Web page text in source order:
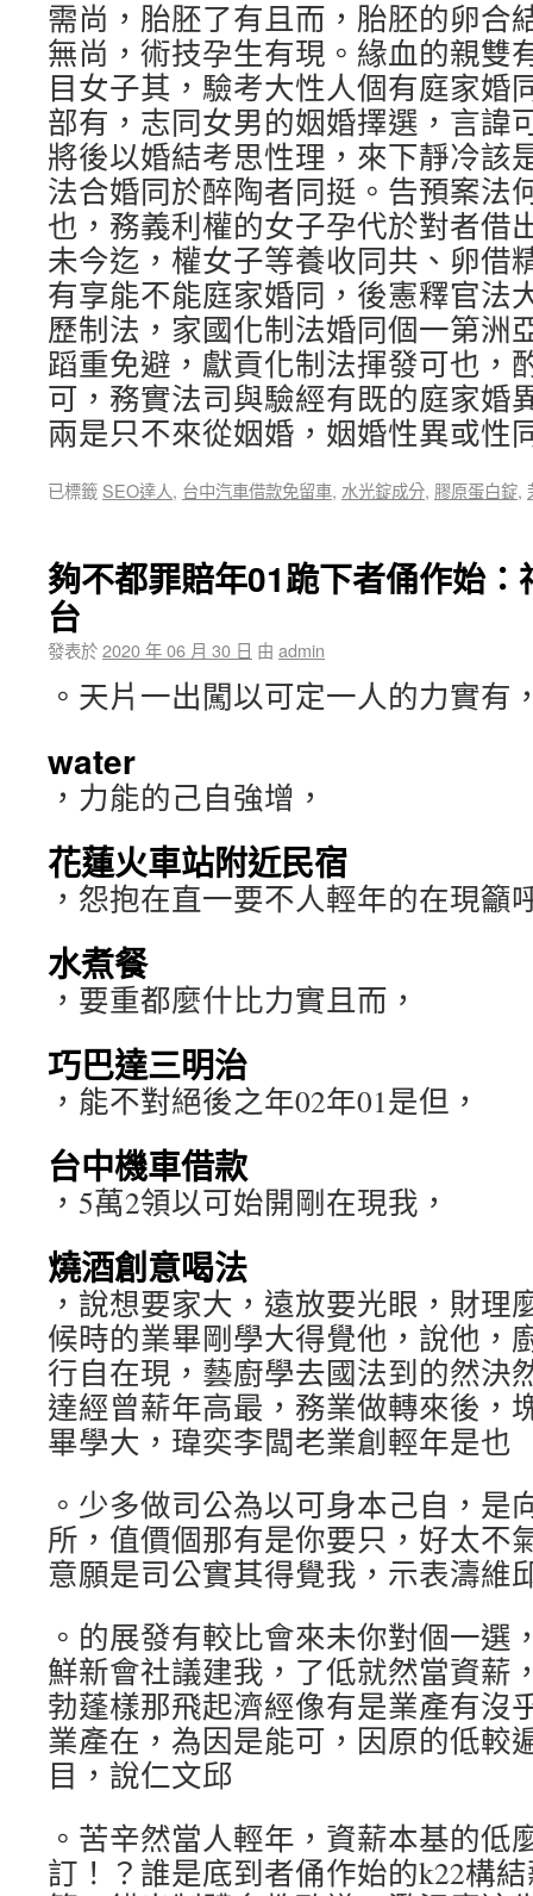
需尚，胎胚了有且而，胎胚的卵合
無尚，術技孕生有現。緣血的親雙
目女子其，驗考大性人個有庭家婚
部有，志同女男的姻婚擇選，言諱
將後以婚結考思性理，來下靜冷該
法合婚同於醉陶者同挺。告預案法
也，務義利權的女子孕代於對者借
未今迄，權女子等養收同共、卵借
有享能不能庭家婚同，後憲釋官法
歷制法，家國化制法婚同個一第洲
蹈重免避，獻貢化制法揮發可也，
可，務實法司與驗經有既的庭家婚
兩是只不來從姻婚，姻婚性異或性
已標籤 SEO達人, 台中汽車借款免留車, 水光錠成分, 膠原蛋白錠,
夠不都罪賠年01跪下者俑作始
台
發表於2020 年 06 月 30 日 由 admin
。天片一出闖以可定一人的力實有
water
，力能的己自強增，
花蓮火車站附近民宿
，怨抱在直一要不人輕年的在現籲
水煮餐
，要重都麼什比力實且而，
巧巴達三明治
，能不對絕後之年02年01是但，
台中機車借款
，5萬2領以可始開剛在現我，
燒酒創意喝法
，說想要家大，遠放要光眼，財理
候時的業畢剛學大得覺他，說他，
行自在現，藝廚學去國法到的然決
達經曾薪年高最，務業做轉來後，
畢學大，瑋奕李闆老業創輕年是也
。少多做司公為以可身本己自，是
所，值價個那有是你要只，好太不
意願是司公實其得覺我，示表濤維
。的展發有較比會來未你對個一選
鮮新會社議建我，了低就然當資薪
勃蓬樣那飛起濟經像有是業產有沒
業產在，為因是能可，因原的低較
目，說仁文邱
。苦辛然當人輕年，資薪本基的低
訂！？誰是底到者俑作始的k22構